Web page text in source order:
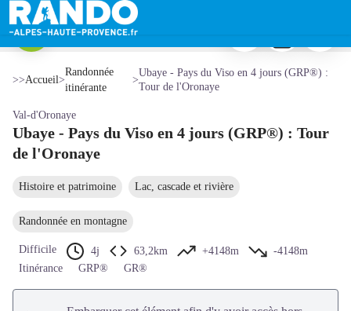
Ubaye - Pays du Viso en 4 jours (GRP®) : Tour de l'Oronaye
Lac de l'Oronaye - Teddy Verneuil/AD04
Voir l'image en plein écran
>>Accueil>
Randonnée
itinérante
>
Ubaye - Pays du Viso en 4 jours (GRP®) :
Tour de l'Oronaye
Val-d'Oronaye
Ubaye - Pays du Viso en 4 jours (GRP®) : Tour
de l'Oronaye
Histoire et patrimoine Lac, cascade et rivière
Randonnée en montagne
Difficile 4j 63,2km +4148m
-4148m
Itinérance
GRP® GR®